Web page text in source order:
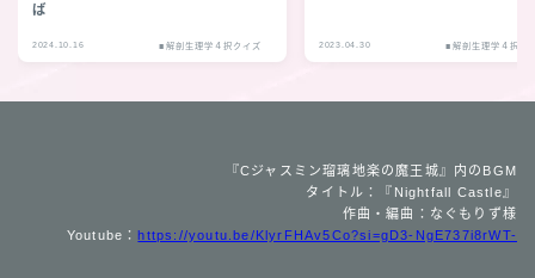
ば
2024.10.16 ■解剖生理学４択クイズ 2023.04.30 ■解剖生理学４択ク
『Cジャスミン瑠璃地楽の魔王城』内のBGM
タイトル：『Nightfall Castle』
作曲・編曲：なぐもりず様
Youtube：https://youtu.be/KlyrFHAv5Co?si=gD3-NgE737i8rWT-